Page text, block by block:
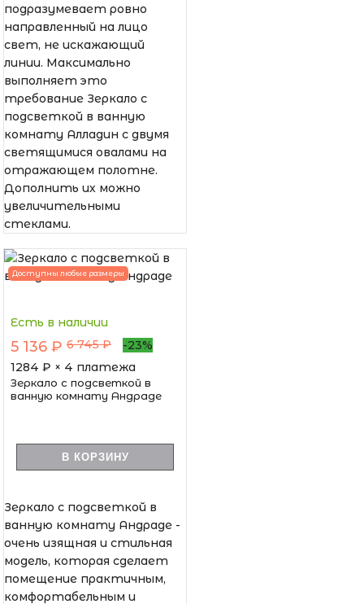
подразумевает ровно
направленный на лицо
свет, не искажающий
линии. Максимально
выполняет это
требование Зеркало с
подсветкой в ванную
комнату Алладин с двумя
светящимися овалами на
отражающем полотне.
Дополнить их можно
увеличительными
стеклами.
Доступны любые размеры
Есть в наличии
5 136 ₽ 6 745 ₽
-23%
1284 ₽ × 4 платежа
Зеркало с подсветкой в
ванную комнату Андраде
В КОРЗИНУ
Зеркало с подсветкой в
ванную комнату Андраде -
очень изящная и стильная
модель, которая сделает
помещение практичным,
комфортабельным и